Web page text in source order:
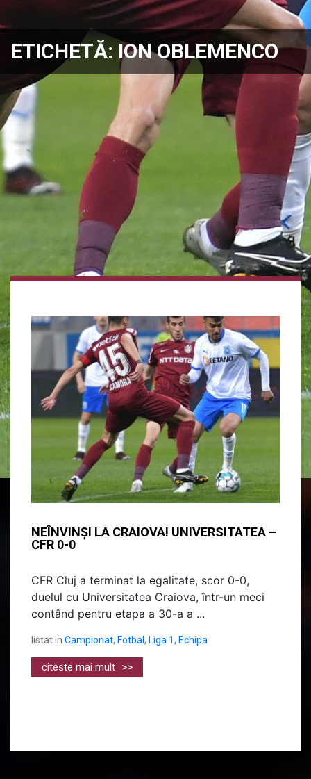
ETICHETĂ: ION OBLEMENCO
NEÎNVINȘI LA CRAIOVA! UNIVERSITATEA –
CFR 0-0
CFR Cluj a terminat la egalitate, scor 0-0,
duelul cu Universitatea Craiova, într-un meci
contând pentru etapa a 30-a a ...
listat in Campionat, Fotbal , Liga 1, Echipa
citeste mai mult >>